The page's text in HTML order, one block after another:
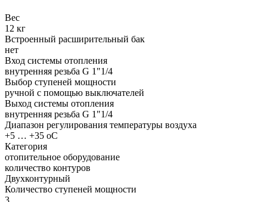
Вес
12 кг
Встроенный расширительный бак
нет
Вход системы отопления
внутренняя резьба G 1"1/4
Выбор ступеней мощности
ручной с помощью выключателей
Выход системы отопления
внутренняя резьба G 1"1/4
Диапазон регулирования температуры воздуха
+5 … +35 оС
Категория
отопительное оборудование
количество контуров
Двухконтурный
Количество ступеней мощности